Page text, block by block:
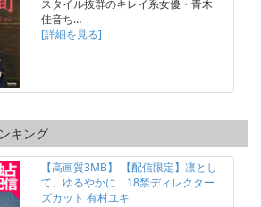
スタイル抜群のキレイ系女優・青木
佳音ち…
[詳細を見る]
キング
【高画質3MB】 【配信限定】凛とし
て、ゆるやかに 18禁ディレクター
ズカット 有村ユキ